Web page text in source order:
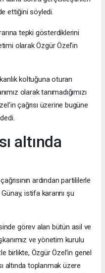
ettiğini söyledi.
tepki gösterdiklerini
olarak Özgür Özel’in
koltuğuna oturan
olarak tanımadığımızı
çağrısı üzerine bugüne
altında
ardından partililerle
istifa kararını şu
görev alan bütün asil ve
ve yönetim kurulu
birlikte, Özgür Özel’in genel
altında toplanmak üzere